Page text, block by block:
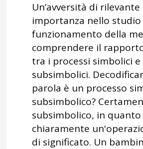
Un’avversità di rilevante
importanza nello studio
funzionamento della
comprendere il
tra i processi simbolici e
subsimbolici.
parola è un processo
subsimbolico?
subsimbolico, in quanto
chiaramente
di significato. Un